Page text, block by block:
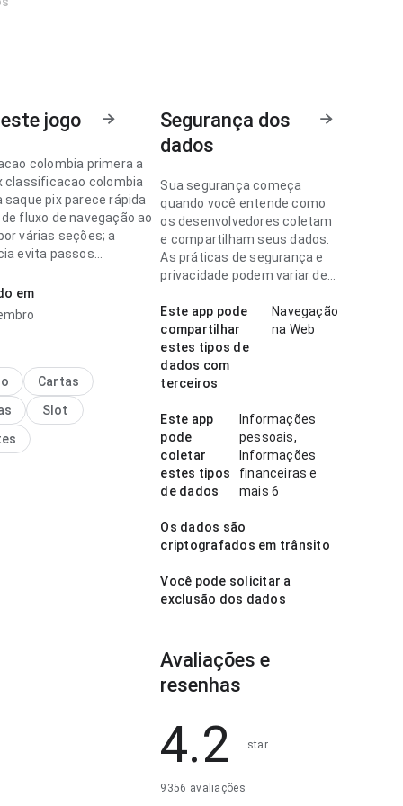
jogo
colombia primera a
classificacao colombia
saque pix parece rápida
fluxo de navegação ao
várias seções; a
evita passos
melhor que algo
da tela em uma
a estrutura deixa
passo. A página
impressão limpa e
em
Cartas
Slot
Segurança dos
dados
Sua segurança começa
quando você entende como
os desenvolvedores coletam
e compartilham seus dados.
As práticas de segurança e
privacidade podem variar de
a idade.
Este app pode
compartilhar
estes tipos de
dados com
terceiros
Navegação
na Web
Este app
pode
coletar
estes tipos
de dados
Informações
pessoais,
Informações
financeiras e
mais 6
Os dados são
criptografados em trânsito
Você pode solicitar a
exclusão dos dados
Avaliações e
resenhas
4.2 star
9356 avaliações